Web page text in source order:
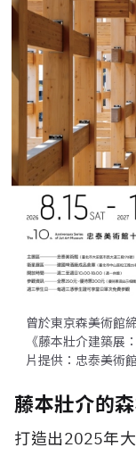
曾於東京森美術館
《藤本壯介建築展
片提供：忠泰美術館
藤本壯介的
打造出2025年